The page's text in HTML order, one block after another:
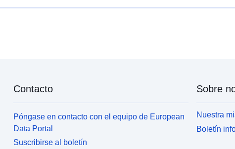
Contacto
Póngase en contacto con el equipo de European
Data Portal
Suscribirse al boletín
Sobre
Nuestra
Boletín